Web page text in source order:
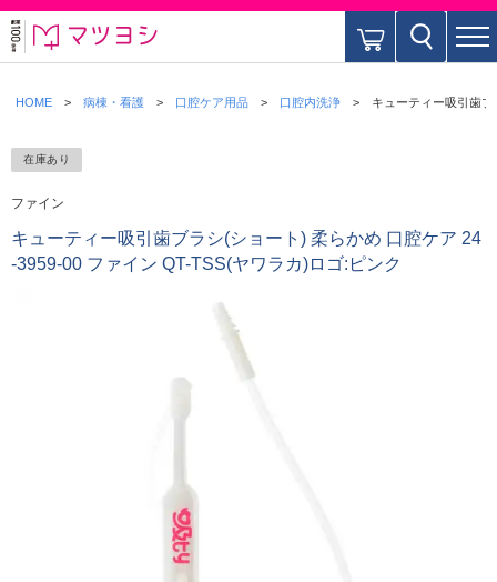
HOME 病棟・看護 口腔ケア用品 口腔内洗浄 キューティー吸引歯
在庫あり
ファイン
キューティー吸引歯ブラシ(ショート) 柔らかめ 口腔ケア 24
-3959-00 ファイン QT-TSS(ヤワラカ)ロゴ:ピンク